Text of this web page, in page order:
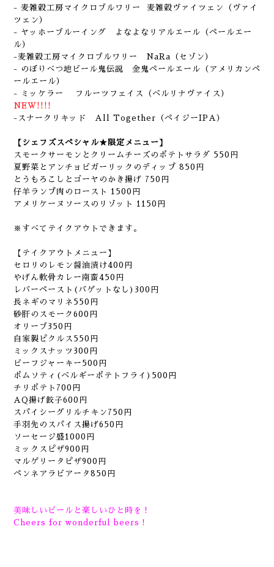
- 麦雑穀工房マイクロブルワリー 麦雑穀ヴァイツェン（ヴァイ
ツェン）
- ヤッホーブルーイング よなよなリアルエール（ペールエー
ル）
-麦雑穀工房マイクロブルワリー NaRa（セゾン）
- のぼりべつ地ビール鬼伝説 金鬼ペールエール（アメリカンペ
ールエール）
- ミッケラー フルーツフェイス（ベルリナヴァイス）
NEW!!!!
-スナークリキッド All Together（ペイジーIPA）
【シェフズスペシャル★限定メニュー】
スモークサーモンとクリームチーズのポテトサラダ 550円
夏野菜とアンチョビガーリックのディップ 850円
とうもろこしとゴーヤのかき揚げ 750円
仔羊ランプ肉のロースト 1500円
アメリケーヌソースのリゾット 1150円
※すべてテイクアウトできます。
【テイクアウトメニュー】
セロリのレモン醤油漬け400円
やげん軟骨カレー南蛮450円
レバーペースト(バゲットなし)300円
長ネギのマリネ550円
砂肝のスモーク600円
オリーブ350円
自家製ピクルス550円
ミックスナッツ300円
ビーフジャーキー500円
ポムソティ(ベルギーポテトフライ)500円
チリポテト700円
AQ揚げ餃子600円
スパイシーグリルチキン750円
手羽先のスパイス揚げ650円
ソーセージ盛1000円
ミックスピザ900円
マルゲリータピザ900円
ペンネアラビアータ850円
美味しいビールと楽しいひと時を！
Cheers for wonderful beers！